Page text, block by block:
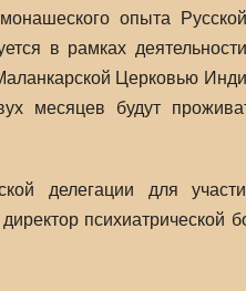
опыта
в рамках
Церковью
месяцев будут
делегации для